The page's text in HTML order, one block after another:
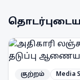
குற்றம் Media